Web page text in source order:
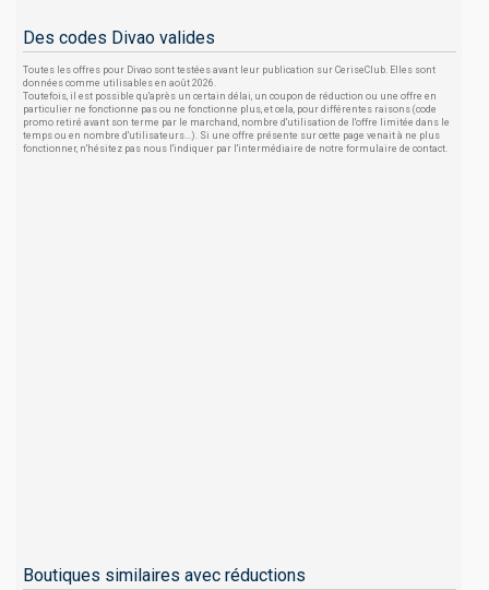
Des codes Divao valides
Toutes les offres pour Divao sont testées avant leur publication sur CeriseClub. Elles sont
données comme utilisables en août 2026.
Toutefois, il est possible qu'après un certain délai, un coupon de réduction ou une offre en
particulier ne fonctionne pas ou ne fonctionne plus, et cela, pour différentes raisons (code
promo retiré avant son terme par le marchand, nombre d'utilisation de l'offre limitée dans le
temps ou en nombre d'utilisateurs...). Si une offre présente sur cette page venait à ne plus
fonctionner, n'hésitez pas nous l'indiquer par l'intermédiaire de notre formulaire de contact.
Boutiques similaires avec réductions